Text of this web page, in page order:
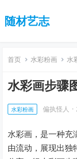
随材艺志
首页 水彩粉画 水
水彩画步骤
水彩粉画 偏执怪人 ·
水彩画，是一种充
由流动，展现出独